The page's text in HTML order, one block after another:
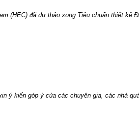
(HEC) đã dự thảo xong Tiêu chuẩn thiết kế
ý kiến góp ý của các chuyên gia, các nhà